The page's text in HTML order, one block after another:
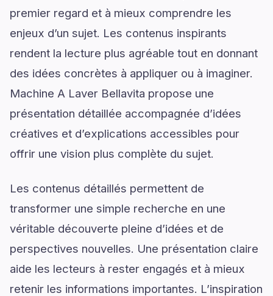
premier regard et à mieux comprendre les
enjeux d’un sujet. Les contenus inspirants
rendent la lecture plus agréable tout en donnant
des idées concrètes à appliquer ou à imaginer.
Machine A Laver Bellavita propose une
présentation détaillée accompagnée d’idées
créatives et d’explications accessibles pour
offrir une vision plus complète du sujet.
Les contenus détaillés permettent de
transformer une simple recherche en une
véritable découverte pleine d’idées et de
perspectives nouvelles. Une présentation claire
aide les lecteurs à rester engagés et à mieux
retenir les informations importantes. L’inspiration